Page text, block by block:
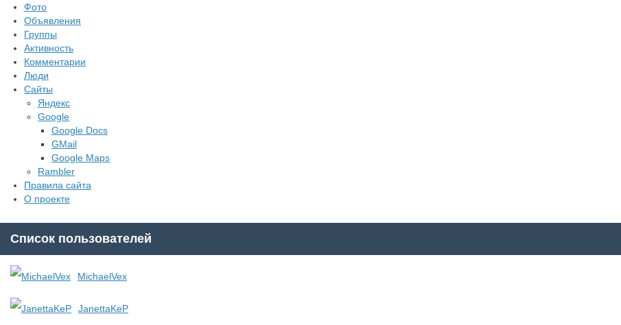
Фото
Объявления
Группы
Активность
Комментарии
Люди
Сайты
Яндекс
Google
Google Docs
GMail
Google Maps
Rambler
Правила сайта
О проекте
Список пользователей
MichaelVex
JanettaKeP